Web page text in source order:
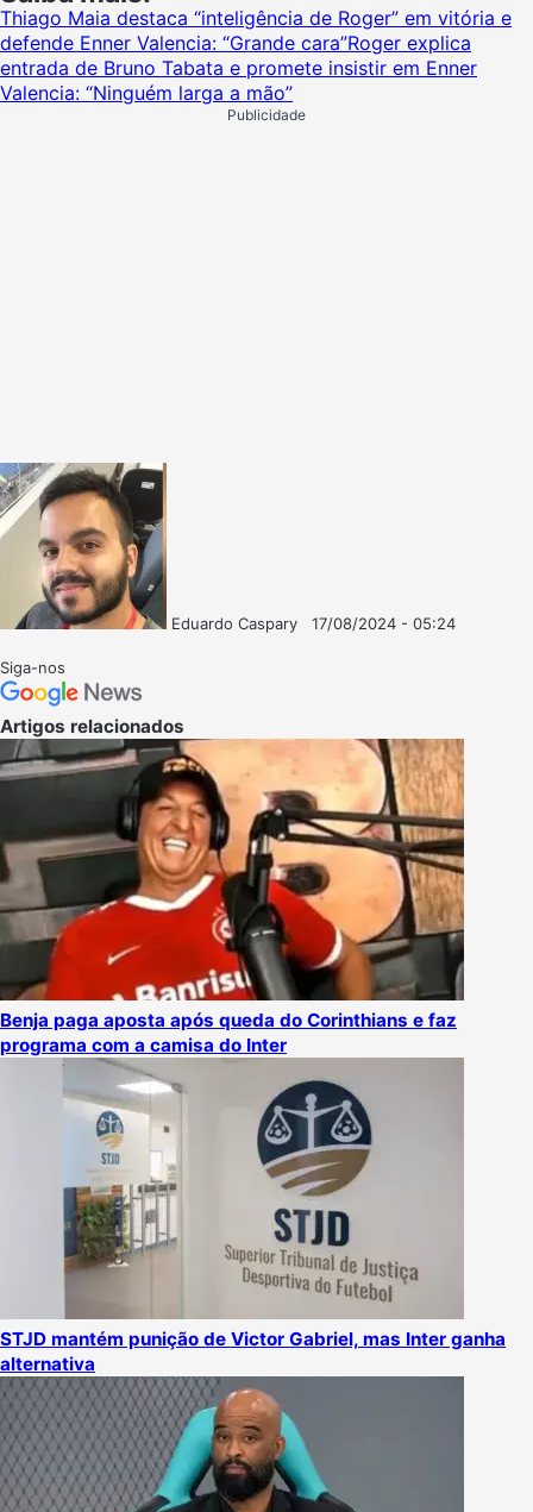
Thiago Maia destaca “inteligência de Roger” em vitória e
defende Enner Valencia: “Grande cara”Roger explica
entrada de Bruno Tabata e promete insistir em Enner
Valencia: “Ninguém larga a mão”
Publicidade
Eduardo Caspary
17/08/2024 - 05:24
Siga-nos
Artigos relacionados
Benja paga aposta após queda do Corinthians e faz
programa com a camisa do Inter
STJD mantém punição de Victor Gabriel, mas Inter ganha
alternativa